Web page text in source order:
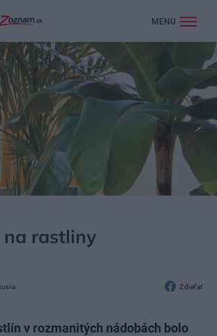
MENU
na rastliny
Zdieľať
v rozmanitých nádobách bolo